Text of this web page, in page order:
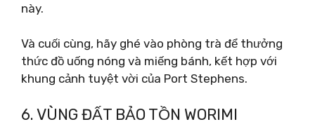
này.
Và cuối cùng, hãy ghé vào phòng trà để thưởng
thức đồ uống nóng và miếng bánh, kết hợp với
khung cảnh tuyệt vời của Port Stephens.
6. VÙNG ĐẤT BẢO TỒN WORIMI